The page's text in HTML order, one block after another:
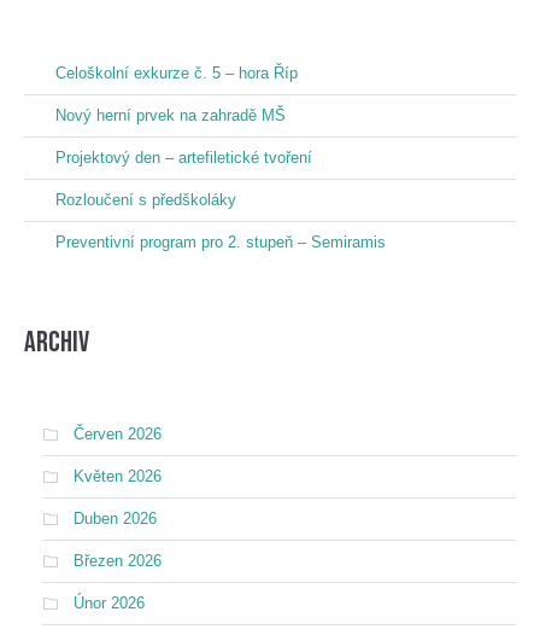
Celoškolní exkurze č. 5 – hora Říp
Nový herní prvek na zahradě MŠ
Projektový den – artefiletické tvoření
Rozloučení s předškoláky
Preventivní program pro 2. stupeň – Semiramis
Archiv
Červen 2026
Květen 2026
Duben 2026
Březen 2026
Únor 2026